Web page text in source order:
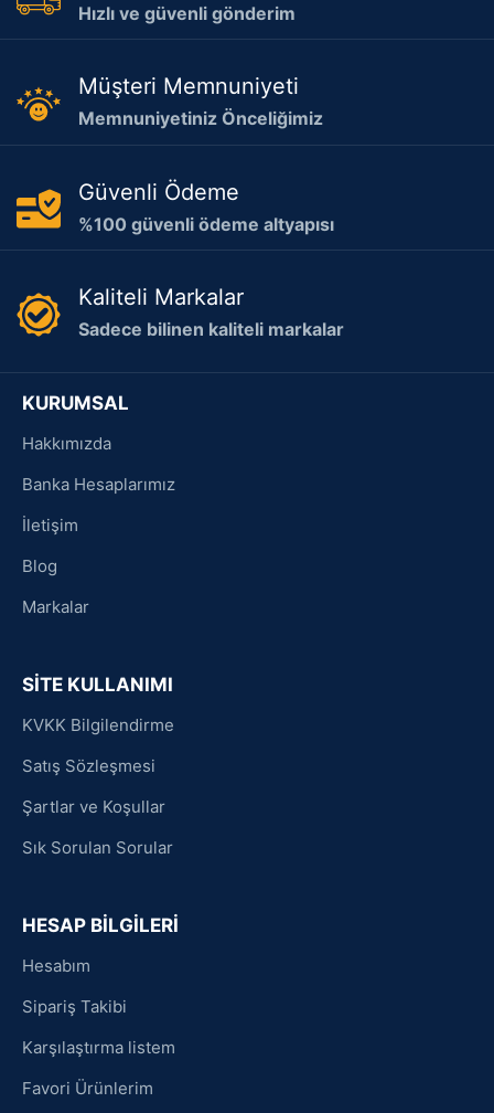
Hızlı ve güvenli gönderim
Müşteri Memnuniyeti
Memnuniyetiniz Önceliğimiz
Güvenli Ödeme
%100 güvenli ödeme altyapısı
Kaliteli Markalar
Sadece bilinen kaliteli markalar
KURUMSAL
Hakkımızda
Banka Hesaplarımız
İletişim
Blog
Markalar
SİTE KULLANIMI
KVKK Bilgilendirme
Satış Sözleşmesi
Şartlar ve Koşullar
Sık Sorulan Sorular
HESAP BİLGİLERİ
Hesabım
Sipariş Takibi
Karşılaştırma listem
Favori Ürünlerim